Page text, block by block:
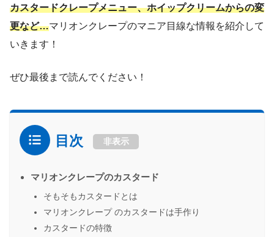
カスタードクレープメニュー、ホイップクリームからの変
更など…マリオンクレープのマニア目線な情報を紹介して
いきます！
ぜひ最後まで読んでください！
目次 非表示
マリオンクレープのカスタード
そもそもカスタードとは
マリオンクレープ のカスタードは手作り
カスタードの特徴